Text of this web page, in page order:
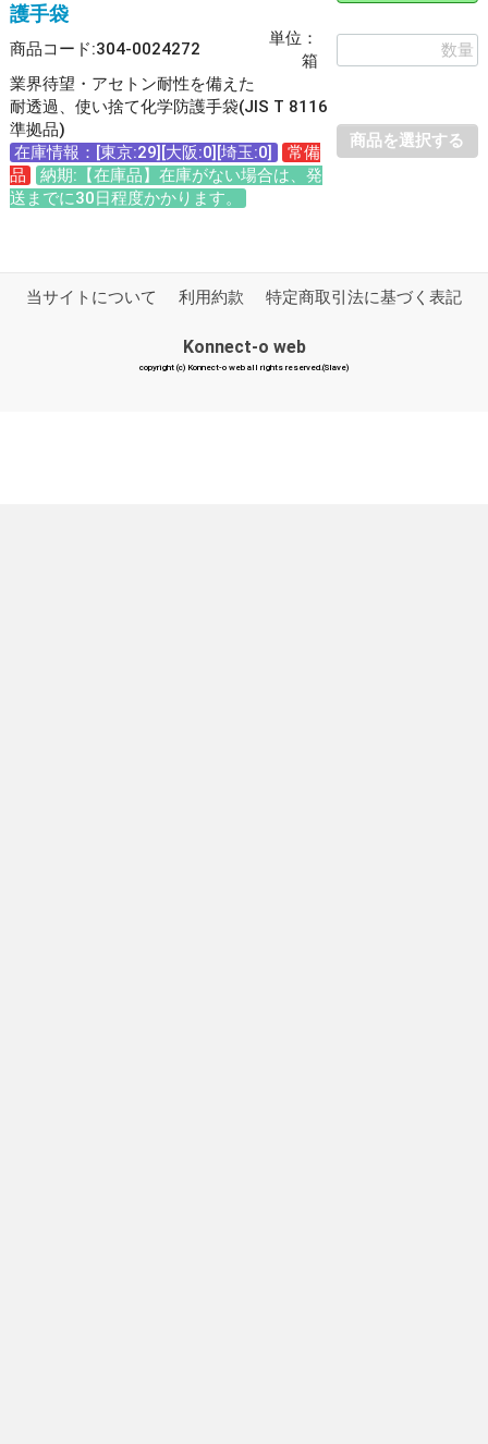
護手袋
商品コード:304-0024272
単位：
箱
業界待望・アセトン耐性を備えた
耐透過、使い捨て化学防護手袋(JIS T 8116
準拠品)
在庫情報：[東京:29][大阪:0][埼玉:0]
常備
品
納期:【在庫品】在庫がない場合は、発
送までに30日程度かかります。
商品を選択する
当サイトについて 利用約款 特定商取引法に基づく表記
Konnect-o web
copyright (c) Konnect-o web all rights reserved.(Slave)